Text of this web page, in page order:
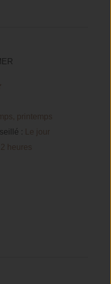
printemps
:
Le jour
heures